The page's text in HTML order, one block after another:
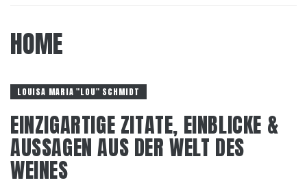
HOME
LOUISA MARIA "LOU" SCHMIDT
EINZIGARTIGE ZITATE, EINBLICKE &
AUSSAGEN AUS DER WELT DES
WEINES